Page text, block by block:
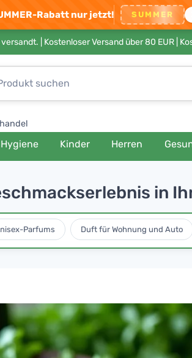
Rabatt nur jetzt! SUMMER
| Kostenloser Versand über 80 EUR |
Kinder Herren
in
Parfums Duft für Wohnung und Auto